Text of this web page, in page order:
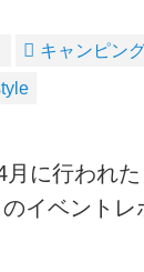
キャンピン
月に行われ
イベント